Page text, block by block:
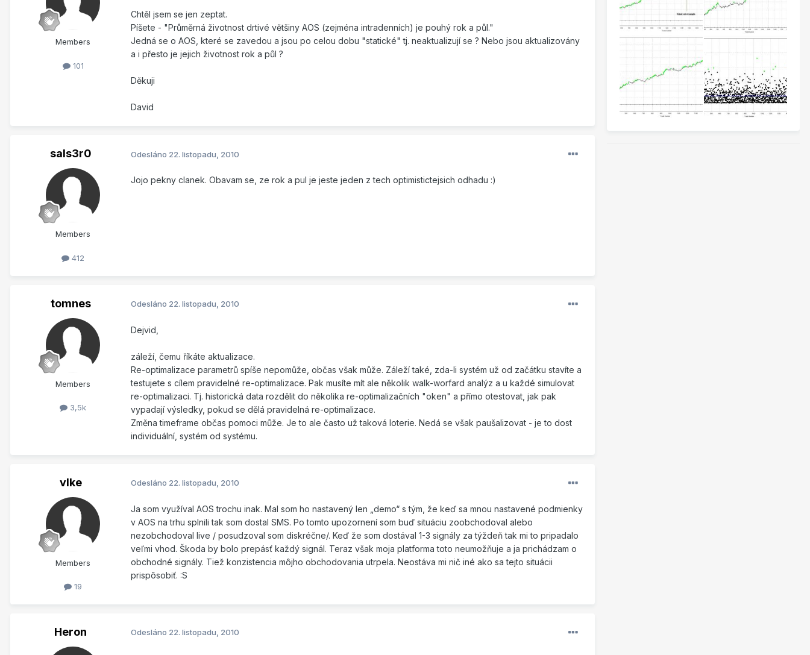
Members
101
Chtěl jsem se jen zeptat.
Píšete - "Průměrná životnost drtivé většiny AOS (zejména intradenních) je pouhý rok a půl."
Jedná se o AOS, které se zavedou a jsou po celou dobu "statické" tj. neaktualizují se ? Nebo jsou aktualizovány
a i přesto je jejich životnost rok a půl ?
Děkuji
David
sals3r0
Members
412
Odesláno 22. listopadu, 2010
Jojo pekny clanek. Obavam se, ze rok a pul je jeste jeden z tech optimistictejsich odhadu :)
tomnes
Members
3,5k
Odesláno 22. listopadu, 2010
Dejvid,
záleží, čemu říkáte aktualizace.
Re-optimalizace parametrů spíše nepomůže, občas však může. Záleží také, zda-li systém už od začátku stavíte a
testujete s cílem pravidelné re-optimalizace. Pak musíte mít ale několik walk-worfard analýz a u každé simulovat
re-optimalizaci. Tj. historická data rozdělit do několika re-optimalizačních "oken" a přímo otestovat, jak pak
vypadají výsledky, pokud se dělá pravidelná re-optimalizace.
Změna timeframe občas pomoci může. Je to ale často už taková loterie. Nedá se však paušalizovat - je to dost
individuální, systém od systému.
vlke
Members
19
Odesláno 22. listopadu, 2010
Ja som využíval AOS trochu inak. Mal som ho nastavený len „demo“ s tým, že keď sa mnou nastavené podmienky
v AOS na trhu splnili tak som dostal SMS. Po tomto upozornení som buď situáciu zoobchodoval alebo
nezobchodoval live / posudzoval som diskréčne/. Keď že som dostával 1-3 signály za týždeň tak mi to pripadalo
veľmi vhod. Škoda by bolo prepásť každý signál. Teraz však moja platforma toto neumožňuje a ja prichádzam o
obchodné signály. Tiež konzistencia môjho obchodovania utrpela. Neostáva mi nič iné ako sa tejto situácii
prispôsobiť. :S
Heron Odesláno 22. listopadu, 2010